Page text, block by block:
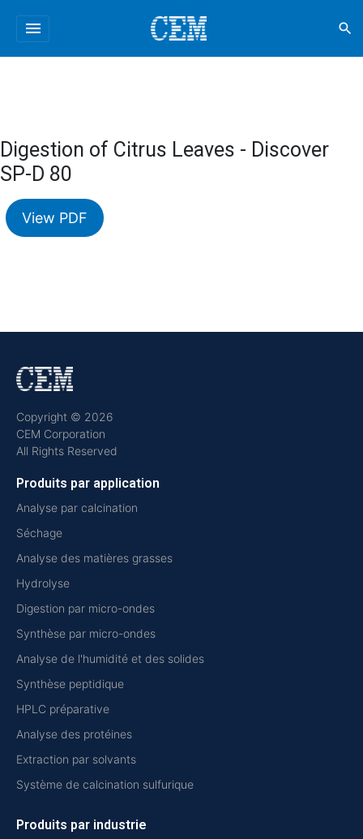
menu search
Digestion of Citrus Leaves - Discover
SP-D 80
View PDF
Copyright © 2026
CEM Corporation
All Rights Reserved
Produits par application
Analyse par calcination
Séchage
Analyse des matières grasses
Hydrolyse
Digestion par micro-ondes
Synthèse par micro-ondes
Analyse de l'humidité et des solides
Synthèse peptidique
HPLC préparative
Analyse des protéines
Extraction par solvants
Système de calcination sulfurique
Produits par industrie